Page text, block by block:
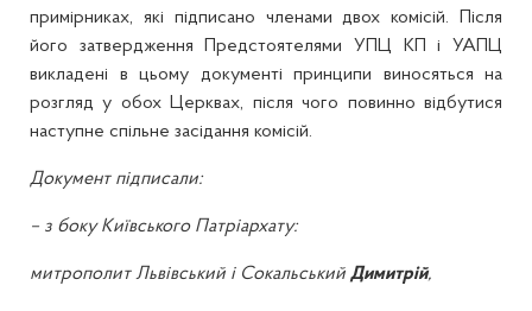
примірниках, які підписано членами двох комісій. Після
його затвердження Предстоятелями УПЦ КП і УАПЦ
викладені в цьому документі принципи виносяться на
розгляд у обох Церквах, після чого повинно відбутися
наступне спільне засідання комісій.
Документ підписали:
– з боку Київського Патріархату:
митрополит Львівський і Сокальський Димитрій,